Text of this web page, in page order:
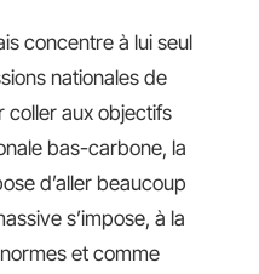
concentre à lui seul
nationales de
coller aux objectifs
bas-carbone, la
d’aller beaucoup
s’impose, à la
et comme